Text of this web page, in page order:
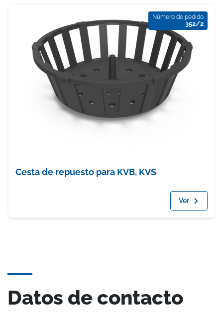
Número de pedido
352/2
Cesta de repuesto para KVB, KVS
Ver
Datos de contacto